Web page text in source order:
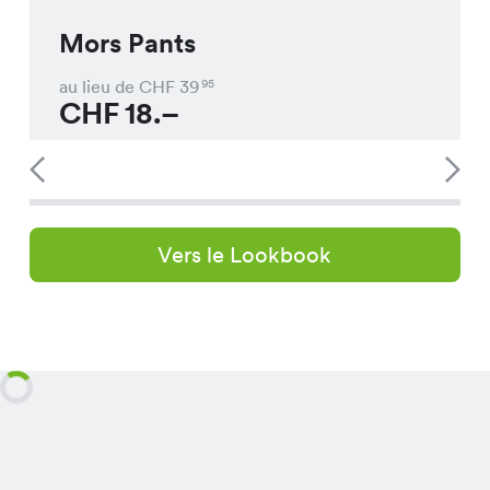
Mors Pants
au lieu de CHF 3995
CHF18.–
Vers le Lookbook